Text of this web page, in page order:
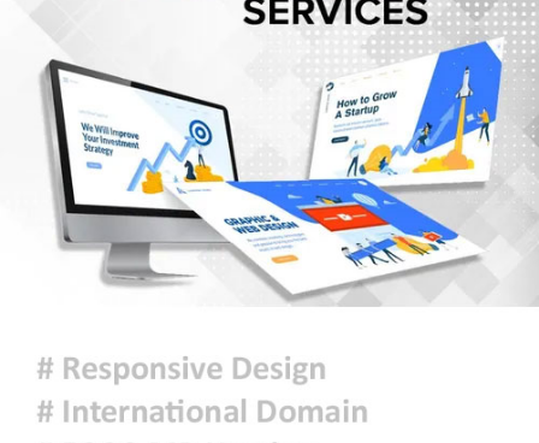
জুলাই শেষে শেয়ারবাজারে বিও হিসাব
কমেছে প্রায় ২৩ হাজার
৫ আগস্টের গণঅভ্যুত্থান ছিল এদেশের
জনগণের ঐক্যবদ্ধ প্রচেষ্টার ফসল: চিফ
হুইপ
দিল্লিতে গণমাধ্যমের সঙ্গে ক্ষমতাচ্যুত শেখ
হাসিনার আলাপচারিতা নিয়ে ঢাকার ক্ষুব্ধ
প্রতিক্রিয়া
আজকের রাশিফল